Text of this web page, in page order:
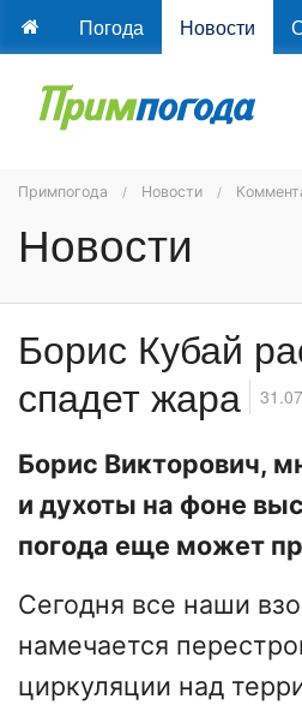
Погода Новости
Примпогода Новости
Новости
Борис Кубай
спадет жара
Борис Викторович,
и духоты на фоне
погода еще может
Сегодня все наши
намечается
циркуляции над